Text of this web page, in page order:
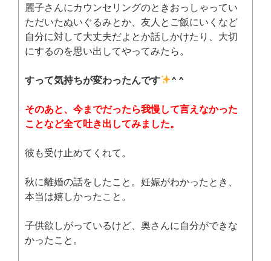
麗子さんにカウンセリングのときおっしゃってい
ただいたぬいぐるみとか、友人とご飯にいくなど
自分に対して大丈夫だよとか話しかけたり、大切
にするのを思い出してやってみたら。
すって気持ちが変わったんです ^ ^
そのあと、今までだったら我慢して言えなかった
ことなど全て吐き出してみました。
彼も受け止めてくれて。
秋に離婚の話をしたこと。妊娠がわかったとき、
本当は嬉しかったこと。
子供欲しがっているけど、奥さんに自分ができな
かったこと。